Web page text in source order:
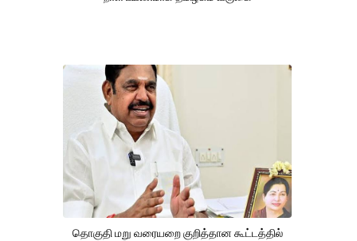
தொகுதி மறு வரையறை குறித்தான கூட்டத்தில்